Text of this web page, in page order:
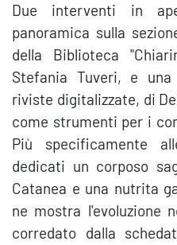
Due interventi in
panoramica sulla
della Biblioteca
Stefania Tuveri, e
riviste digitalizzate, di
come strumenti per i
Più specificamente
dedicati un corposo
Catanea e una nutrita
ne mostra l'evoluzione
corredato dalla